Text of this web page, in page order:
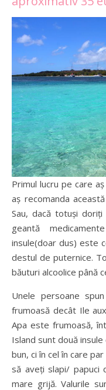
Primul lucru pe care
aș recomanda
Sau, dacă totuși
geantă
insule(doar dus) este
destul de puternice.
băuturi alcoolice până
Unele persoane
frumoasă decât Ile
Apa este frumoasă,
Island sunt două
bun, ci în cel în care
să aveți slapi/ papuci
mare grijă. Valurile